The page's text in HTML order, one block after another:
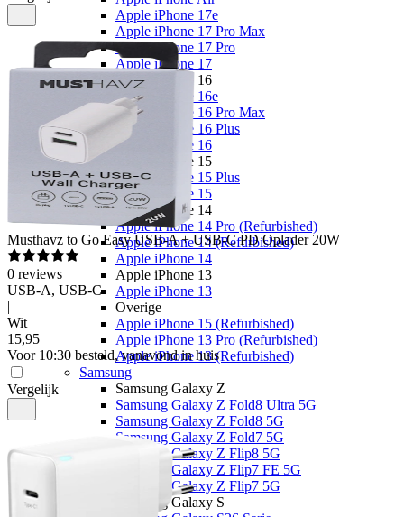
Apple iPhone 17e
Apple iPhone 17 Pro Max
Apple iPhone 17 Pro
Apple iPhone 17
Apple iPhone 16
Apple iPhone 16e
Apple iPhone 16 Pro Max
Apple iPhone 16 Plus
Apple iPhone 16
Apple iPhone 15
Apple iPhone 15 Plus
Apple iPhone 15
Apple iPhone 14
Apple iPhone 14 Pro (Refurbished)
Apple iPhone 14 (Refurbished)
Apple iPhone 14
Apple iPhone 13
Apple iPhone 13
Overige
Apple iPhone 15 (Refurbished)
Apple iPhone 13 Pro (Refurbished)
Apple iPhone 13 (Refurbished)
Samsung
Samsung Galaxy Z
Samsung Galaxy Z Fold8 Ultra 5G
Samsung Galaxy Z Fold8 5G
Samsung Galaxy Z Fold7 5G
Samsung Galaxy Z Flip8 5G
Samsung Galaxy Z Flip7 FE 5G
Samsung Galaxy Z Flip7 5G
Samsung Galaxy S
Musthavz to Go Easy USB-A + USB-C PD Oplader 20W
0 reviews
USB-A, USB-C
|
Wit
15,95
Voor 10:30 besteld, vanavond in huis
Vergelijk